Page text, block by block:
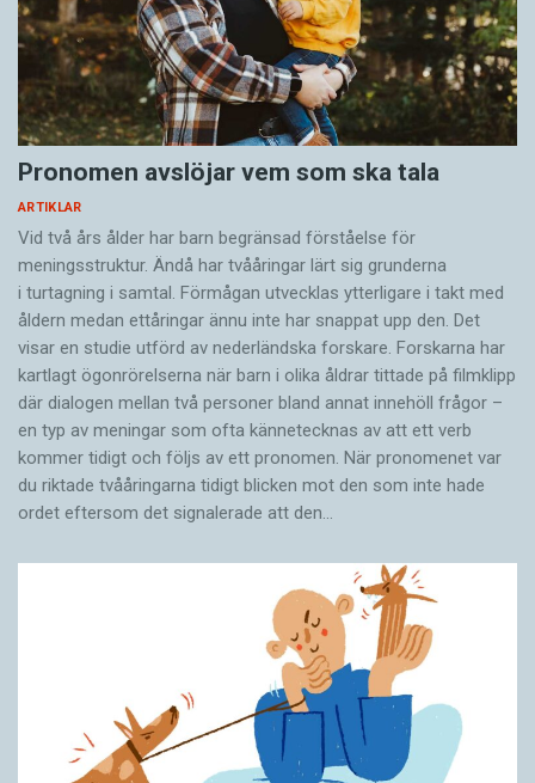
använder den taktila läsaren vänstra handens
och högra handens fingrar – framför allt
pekfingrarna – till att söka av delvis olika delar
av textraderna.
Fingrarna följs alltså inte åt hela tiden, utan
delar upp arbetet med att ta in texten mellan
sig. Vänster pekfinger läser början på den nya
raden samtidigt som höger pekfinger flyttar sig
från slutet av föregående rad till mitten av
nästa rad där den möter vänster pekfinger som
nu läst början på den nya raden. Sedan läser de
båda pekfingrarna parallellt en kort period, för
att sedan skiljas åt innan raden tagit slut. Höger
pekfinger läser nu färdigt raden medan vänster
letar upp början på nästa rad för att läsa den.
Och så vidare.
Andra taktila läsare har andra lässtilar. Några
läser hela raden parallellt med båda
pekfingrarna och åter andra delar upp läsningen
av raden helt och hållet mellan de båda
pekfingrarna och läser inte någon del av raden
Pronomen avslöjar vem som ska tala
ARTIKLAR
Vid två års ålder har barn begränsad förståelse för
meningsstruktur. Ändå har tvååringar lärt sig grunderna
i turtagning i samtal. Förmågan utvecklas ytterligare i takt med
åldern medan ettåringar ännu inte har snappat upp den. Det
visar en studie utförd av nederländska forskare. Forskarna har
kartlagt ögonrörelserna när barn i olika åldrar tittade på filmklipp
där dialogen mellan två personer bland annat innehöll frågor –
en typ av meningar som ofta kännetecknas av att ett verb
kommer tidigt och följs av ett pronomen. När pronomenet var
du riktade tvååringarna tidigt blicken mot den som inte hade
ordet eftersom det ­signalerade att den…